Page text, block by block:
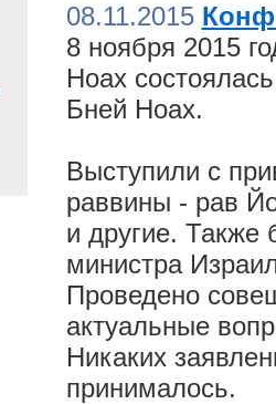
08.11.2015
8 ноября 2015
Ноах
Бней Ноах.
Выступили с
раввины - рав
и другие. Также
министра
Проведено
актуальные
Никаких
принималось.